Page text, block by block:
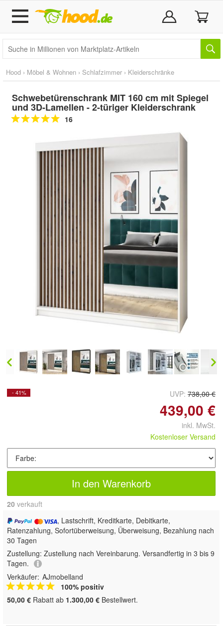
Hood › Möbel & Wohnen › Schlafzimmer › Kleiderschränke
Schwebetürenschrank MIT 160 cm mit Spiegel
und 3D-Lamellen - 2-türiger Kleiderschrank
16
- 41% UVP: 738,00 €
439,00 €
inkl. MwSt.
Kostenloser Versand
In den Warenkorb
20 verkauft
, Lastschrift, Kreditkarte, Debitkarte,
Ratenzahlung, Sofortüberweisung, Überweisung, Bezahlung nach
30 Tagen
Zustellung: Zustellung nach Vereinbarung. Versandfertig in 3 bis 9
Tagen.
Verkäufer: AJmobelland
100% positiv
50,00 € Rabatt ab 1.300,00 € Bestellwert.